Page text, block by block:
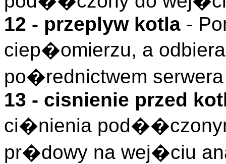
12 - przeplyw kotla -
ciep�omierzu, a
po�rednictwem
13 - cisnienie przed
ci�nienia
pr�dowy na wej�ciu